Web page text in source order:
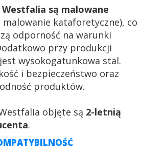
są malowane
malowanie kataforetyczne), co
odporność na warunki
przy produkcji
wysokogatunkowa stal.
i bezpieczeństwo oraz
produktów.
objęte są 2-letnią
.